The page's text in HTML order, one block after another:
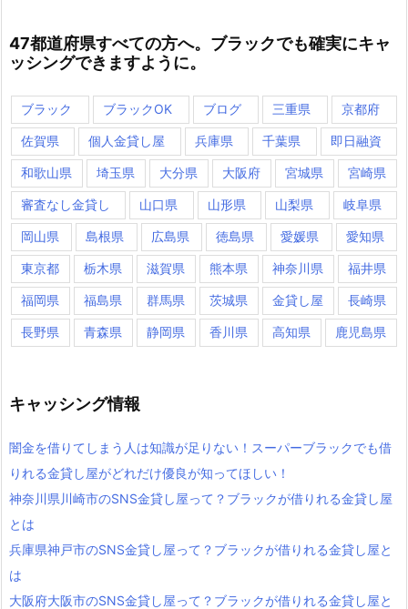
47都道府県すべての方へ。ブラックでも確実にキャ
ッシングできますように。
ブラック ブラックOK ブログ 三重県 京都府
佐賀県 個人金貸し屋 兵庫県 千葉県 即日融資
和歌山県 埼玉県 大分県 大阪府 宮城県 宮崎県
審査なし金貸し 山口県 山形県 山梨県 岐阜県
岡山県 島根県 広島県 徳島県 愛媛県 愛知県
東京都 栃木県 滋賀県 熊本県 神奈川県 福井県
福岡県 福島県 群馬県 茨城県 金貸し屋 長崎県
長野県 青森県 静岡県 香川県 高知県 鹿児島県
キャッシング情報
闇金を借りてしまう人は知識が足りない！スーパーブラックでも借
りれる金貸し屋がどれだけ優良が知ってほしい！
神奈川県川崎市のSNS金貸し屋って？ブラックが借りれる金貸し屋
とは
兵庫県神戸市のSNS金貸し屋って？ブラックが借りれる金貸し屋と
は
大阪府大阪市のSNS金貸し屋って？ブラックが借りれる金貸し屋と